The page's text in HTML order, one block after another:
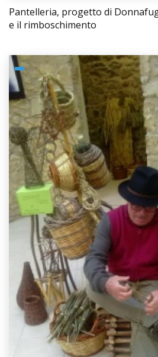
Pantelleria, progetto di
e il rimboschimento